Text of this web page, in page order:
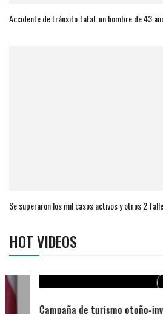
Accidente de tránsito fatal: un hombre de 43
Se superaron los mil casos activos y otros 2
HOT VIDEOS
Campaña de turismo otoño-invierno